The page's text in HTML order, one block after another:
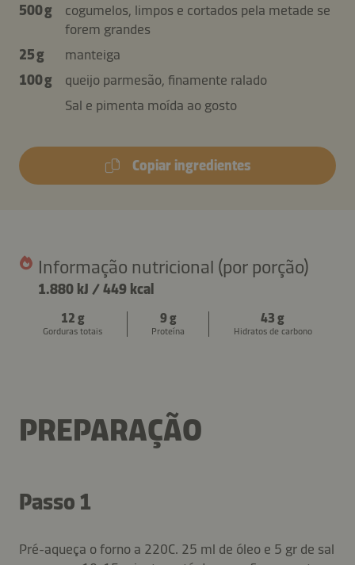
500 g
cogumelos, limpos e cortados pela metade se
forem grandes
25 g
manteiga
100 g
queijo parmesão, finamente ralado
Sal e pimenta moída ao gosto
Copiar ingredientes
Informação nutricional (por porção)
1.880 kJ /449 kcal
12 g
Gorduras totais
9 g
Proteína
43 g
Hidratos de carbono
PREPARAÇÃO
Passo 1
Pré-aqueça o forno a 220C. 25 ml de óleo e 5 gr de sal